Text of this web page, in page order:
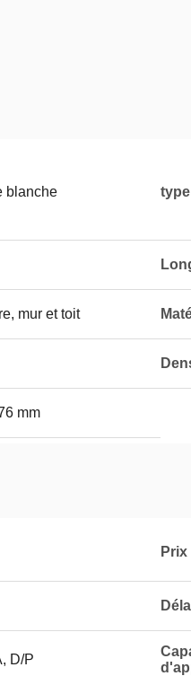
blanche
mur et toit
mm
Prix
D/P